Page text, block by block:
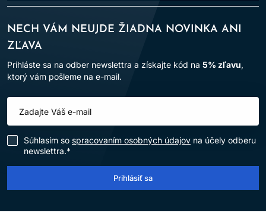
NECH VÁM NEUJDE ŽIADNA NOVINKA ANI
ZĽAVA
Prihláste sa na odber newslettra a získajte kód na 5% zľavu,
ktorý vám pošleme na e-mail.
Súhlasím so spracovaním osobných údajov na účely odberu
newslettra.*
Prihlásiť sa